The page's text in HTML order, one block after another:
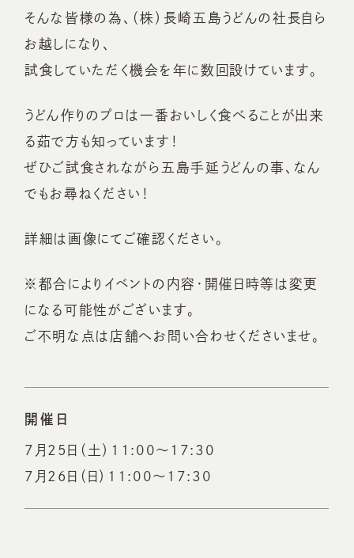
そんな皆様の為、（株）長崎五島うどんの社長自ら
お越しになり、
試食していただく機会を年に数回設けています。
うどん作りのプロは一番おいしく食べることが出来
る茹で方も知っています！
ぜひご試食されながら五島手延うどんの事、なん
でもお尋ねください！
詳細は画像にてご確認ください。
※都合によりイベントの内容・開催日時等は変更
になる可能性がございます。
ご不明な点は店舗へお問い合わせくださいませ。
開催日
7月25日（土）11:00～17:30
7月26日（日）11:00～17:30